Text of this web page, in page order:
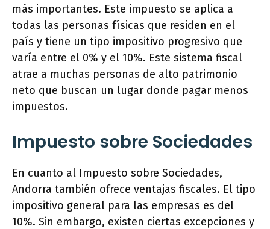
más importantes. Este impuesto se aplica a
todas las personas físicas que residen en el
país y tiene un tipo impositivo progresivo que
varía entre el 0% y el 10%. Este sistema fiscal
atrae a muchas personas de alto patrimonio
neto que buscan un lugar donde pagar menos
impuestos.
Impuesto sobre Sociedades
En cuanto al Impuesto sobre Sociedades,
Andorra también ofrece ventajas fiscales. El tipo
impositivo general para las empresas es del
10%. Sin embargo, existen ciertas excepciones y